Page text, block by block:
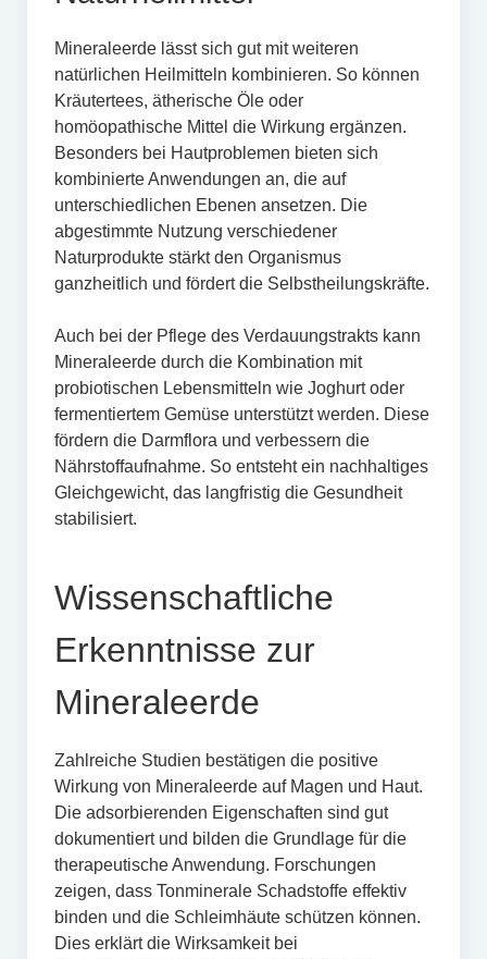
Mineraleerde lässt sich gut mit weiteren
natürlichen Heilmitteln kombinieren. So können
Kräutertees, ätherische Öle oder
homöopathische Mittel die Wirkung ergänzen.
Besonders bei Hautproblemen bieten sich
kombinierte Anwendungen an, die auf
unterschiedlichen Ebenen ansetzen. Die
abgestimmte Nutzung verschiedener
Naturprodukte stärkt den Organismus
ganzheitlich und fördert die Selbstheilungskräfte.
Auch bei der Pflege des Verdauungstrakts kann
Mineraleerde durch die Kombination mit
probiotischen Lebensmitteln wie Joghurt oder
fermentiertem Gemüse unterstützt werden. Diese
fördern die Darmflora und verbessern die
Nährstoffaufnahme. So entsteht ein nachhaltiges
Gleichgewicht, das langfristig die Gesundheit
stabilisiert.
Wissenschaftliche
Erkenntnisse zur
Mineraleerde
Zahlreiche Studien bestätigen die positive
Wirkung von Mineraleerde auf Magen und Haut.
Die adsorbierenden Eigenschaften sind gut
dokumentiert und bilden die Grundlage für die
therapeutische Anwendung. Forschungen
zeigen, dass Tonminerale Schadstoffe effektiv
binden und die Schleimhäute schützen können.
Dies erklärt die Wirksamkeit bei